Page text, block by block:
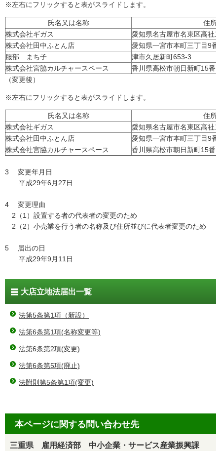
※左右にフリックすると表がスライドします。
氏名又は名称
住所
株式会社ギガス
愛知県名古屋市名東区高社
株式会社田中ふとん店
愛知県一宮市本町三丁目9番
服部 まち子
津市久居新町653-3
株式会社宮脇カルチャースペース
香川県高松市朝日新町15番
（変更後）
※左右にフリックすると表がスライドします。
氏名又は名称
住所
株式会社ギガス
愛知県名古屋市名東区高社
株式会社田中ふとん店
愛知県一宮市本町三丁目9番
株式会社宮脇カルチャースペース
香川県高松市朝日新町15番
3 変更年月日
平成29年6月27日
4 変更理由
2（1）設置する者の代表者の変更のため
2（2）小売業を行う者の名称及び住所並びに代表者変更のため
5 届出の日
平成29年9月11日
大店立地法届出一覧
法第5条第1項（新設）
法第6条第1項(名称変更等)
法第6条第2項(変更)
法第6条第5項(廃止)
法附則第5条第1項(変更)
本ページに関する問い合わせ先
三重県 雇用経済部 中小企業・サービス産業振興課